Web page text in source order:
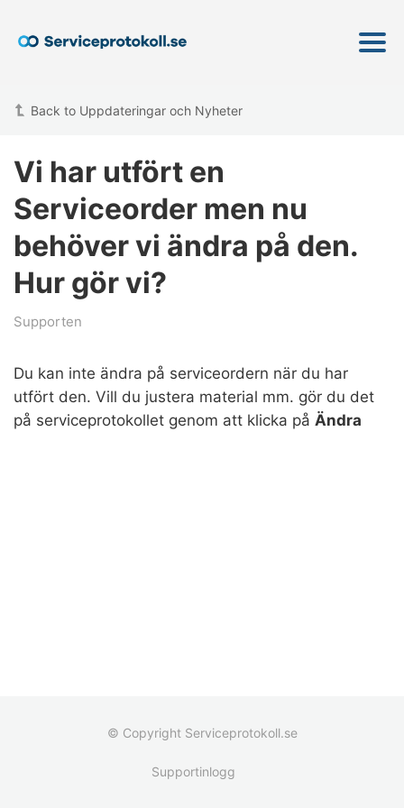
Back to Uppdateringar och Nyheter
Vi har utfört en
Serviceorder men nu
behöver vi ändra på den.
Hur gör vi?
Supporten
Du kan inte ändra på serviceordern när du har
utfört den. Vill du justera material mm. gör du det
på serviceprotokollet genom att klicka på Ändra
© Copyright Serviceprotokoll.se
Supportinlogg